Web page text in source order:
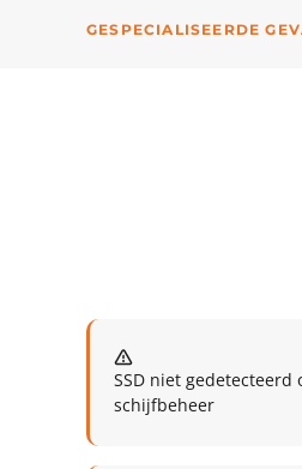
GESPECIALISEERDE
SSD niet
schijfbeheer